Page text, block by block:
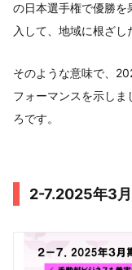
の日本選手権で優勝を
入して、地域に根ざし
そのような意味で、
フォーマンスを示しま
ろです。
2-7.2025年3